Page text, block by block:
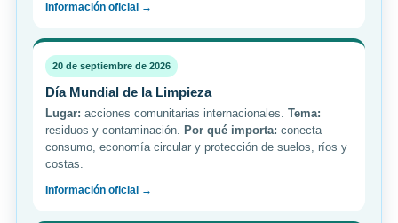
Información oficial →
20 de septiembre de 2026
Día Mundial de la Limpieza
Lugar: acciones comunitarias internacionales. Tema:
residuos y contaminación. Por qué importa: conecta
consumo, economía circular y protección de suelos, ríos y
costas.
Información oficial →